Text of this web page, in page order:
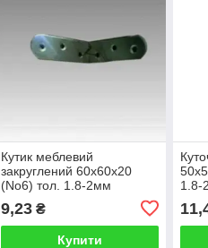
Кутик меблевий
закруглений 60х60х20
(No6) тол. 1.8-2мм
9,23₴
Купити
1.8-